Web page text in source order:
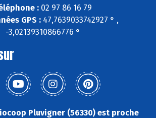
: 02 97 86 16 79
GPS : 47,7639033742927 ° ,
-3,02139310866776 °
Pluvigner (56330) est proche